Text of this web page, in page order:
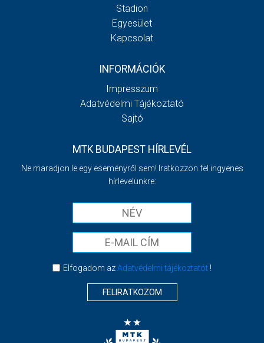
Stadion
Egyesület
Kapcsolat
INFORMÁCIÓK
Impresszum
Adatvédelmi Tájékoztató
Sajtó
MTK BUDAPEST HÍRLEVÉL
Ne maradjon le egy eseményről sem! Iratkozzon fel ingyenes
hírlevelünkre:
Elfogadom azAdatvédelmi tájékoztatót!
FELIRATKOZOM